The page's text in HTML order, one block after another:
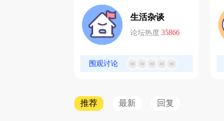
生活杂谈
论坛热度 35866
围观讨论
推荐 最新 回复